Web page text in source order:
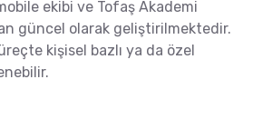
ekibi ve Tofaş Akademi
güncel olarak geliştirilmektedir.
kişisel bazlı ya da özel